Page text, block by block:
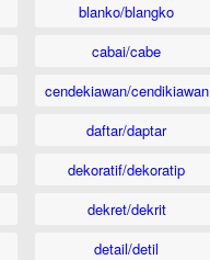
blanko/blangko
cabai/cabe
cendekiawan/cendikiawan
daftar/daptar
dekoratif/dekoratip
dekret/dekrit
detail/detil